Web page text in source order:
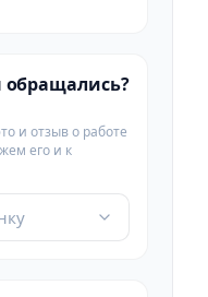
обращались?
и отзыв о работе
его и к